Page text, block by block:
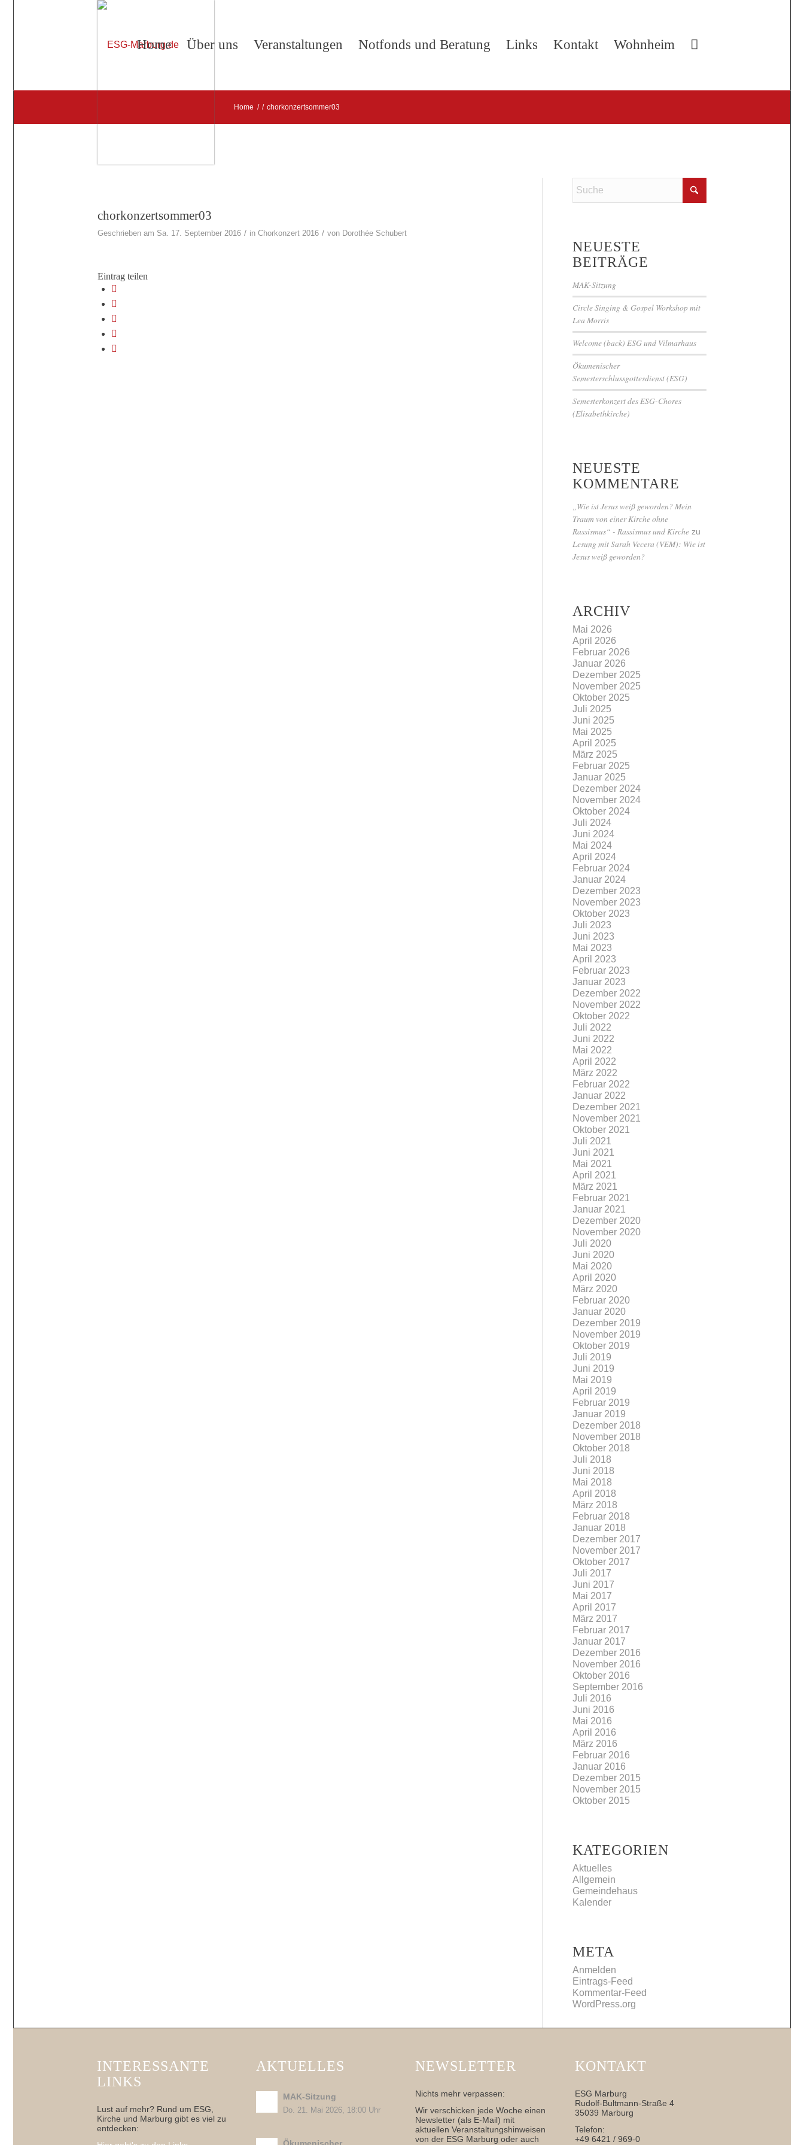
Home Über uns Veranstaltungen Notfonds und Beratung Links Kontakt Wohnheim
Home / / chorkonzertsommer03
chorkonzertsommer03
Geschrieben am Sa. 17. September 2016 / in Chorkonzert 2016 / von Dorothée Schubert
Eintrag teilen
NEUESTE
BEITRÄGE
MAK-Sitzung
Circle Singing & Gospel Workshop mit
Lea Morris
Welcome (back) ESG und Vilmarhaus
Ökumenischer
Semesterschlussgottesdienst (ESG)
Semesterkonzert des ESG-Chores
(Elisabethkirche)
NEUESTE
KOMMENTARE
„Wie ist Jesus weiß geworden? Mein
Traum von einer Kirche ohne
Rassismus“ - Rassismus und Kirche zu
Lesung mit Sarah Vecera (VEM): Wie ist
Jesus weiß geworden?
ARCHIV
Mai 2026
April 2026
Februar 2026
Januar 2026
Dezember 2025
November 2025
Oktober 2025
Juli 2025
Juni 2025
Mai 2025
April 2025
März 2025
Februar 2025
Januar 2025
Dezember 2024
November 2024
Oktober 2024
Juli 2024
Juni 2024
Mai 2024
April 2024
Februar 2024
Januar 2024
Dezember 2023
November 2023
Oktober 2023
Juli 2023
Juni 2023
Mai 2023
April 2023
Februar 2023
Januar 2023
Dezember 2022
November 2022
Oktober 2022
Juli 2022
Juni 2022
Mai 2022
April 2022
März 2022
Februar 2022
Januar 2022
Dezember 2021
November 2021
Oktober 2021
Juli 2021
Juni 2021
Mai 2021
April 2021
März 2021
Februar 2021
Januar 2021
Dezember 2020
November 2020
Juli 2020
Juni 2020
Mai 2020
April 2020
März 2020
Februar 2020
Januar 2020
Dezember 2019
November 2019
Oktober 2019
Juli 2019
Juni 2019
Mai 2019
April 2019
Februar 2019
Januar 2019
Dezember 2018
November 2018
Oktober 2018
Juli 2018
Juni 2018
Mai 2018
April 2018
März 2018
Februar 2018
Januar 2018
Dezember 2017
November 2017
Oktober 2017
Juli 2017
Juni 2017
Mai 2017
April 2017
März 2017
Februar 2017
Januar 2017
Dezember 2016
November 2016
Oktober 2016
September 2016
Juli 2016
Juni 2016
Mai 2016
April 2016
März 2016
Februar 2016
Januar 2016
Dezember 2015
November 2015
Oktober 2015
KATEGORIEN
Aktuelles
Allgemein
Gemeindehaus
Kalender
META
Anmelden
Eintrags-Feed
Kommentar-Feed
WordPress.org
INTERESSANTE
LINKS
Lust auf mehr? Rund um ESG,
Kirche und Marburg gibt es viel zu
entdecken:
AKTUELLES
MAK-Sitzung
Do. 21. Mai 2026, 18:00 Uhr
NEWSLETTER
Nichts mehr verpassen:
Wir verschicken jede Woche einen
Newsletter (als E-Mail) mit
aktuellen Veranstaltungshinweisen
von der ESG Marburg oder auch
KONTAKT
ESG Marburg
Rudolf-Bultmann-Straße 4
35039 Marburg
Telefon:
+49 6421 / 969-0